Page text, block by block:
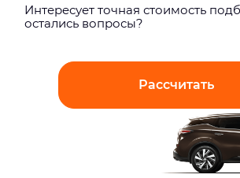
Интерeсует точная стоимость
остались вопросы?
Рассчитать